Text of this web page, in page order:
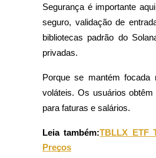
Estacamento
Altos retornos e acesso instantâneo
Segurança é importante
seguro, validação de
bibliotecas padrão do
privadas.
Porque se mantém
voláteis. Os usuários
para faturas e salários.
Leia também:TBLLX ETF
Preços